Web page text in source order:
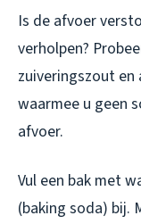
Is de afvoer
verholpen?
zuiveringszout en
waarmee u geen
afvoer.
Vul een bak met
(baking soda) bij.